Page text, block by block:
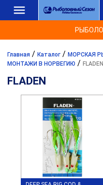
Главная / Каталог / МОРСКАЯ
МОНТАЖИ В НОРВЕГИЮ / FLADEN
FLADEN